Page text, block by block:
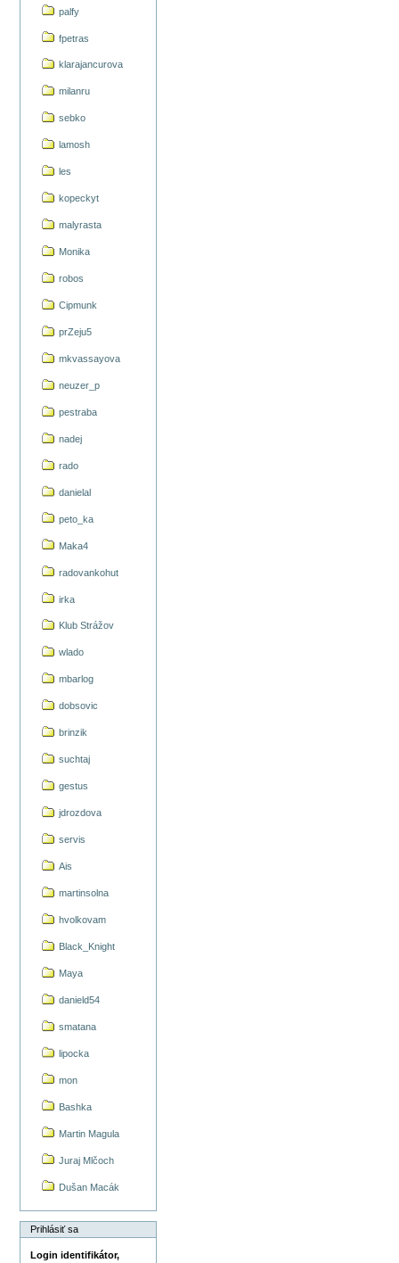
palfy
fpetras
klarajancurova
milanru
sebko
lamosh
les
kopeckyt
malyrasta
Monika
robos
Cipmunk
prZeju5
mkvassayova
neuzer_p
pestraba
nadej
rado
danielal
peto_ka
Maka4
radovankohut
irka
Klub Strážov
wlado
mbarlog
dobsovic
brinzik
suchtaj
gestus
jdrozdova
servis
Ais
martinsolna
hvolkovam
Black_Knight
Maya
danield54
smatana
lipocka
mon
Bashka
Martin Magula
Juraj Mlčoch
Dušan Macák
Prihlásiť sa
Login identifikátor,